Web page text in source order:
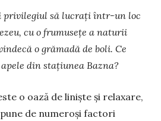
privilegiul să lucrați într-un loc
cu o fru­musețe a naturii
o grămadă de boli. Ce
din stațiunea Bazna?
o oază de liniște și relaxare,
de numeroși factori